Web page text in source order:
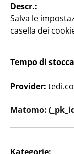
Bricolage & Fai-
Scatola
da te
Descr.:
Salva le
casella dei
Tempo di
Provider:
Matomo: